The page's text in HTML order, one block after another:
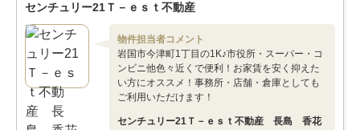
センチュリー21Ｔ－ｅｓｔ不動産
物件担当者コメント
岩国市今津町1丁目の1K♪市役所・スーパー・コ
ンビニ他色々近くで便利！お家賃を安く抑えた
い方にオススメ！事務所・店舗・倉庫としても
ご利用いただけます！
センチュリー21Ｔ－ｅｓｔ不動産 長島 香花